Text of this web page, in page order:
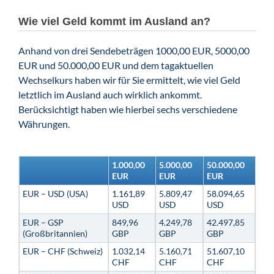
Wie viel Geld kommt im Ausland an?
Anhand von drei Sendebeträgen 1000,00 EUR, 5000,00
EUR und 50.000,00 EUR und dem tagaktuellen
Wechselkurs haben wir für Sie ermittelt, wie viel Geld
letztlich im Ausland auch wirklich ankommt.
Berücksichtigt haben wie hierbei sechs verschiedene
Währungen.
1.000,00
EUR
5.000,00
EUR
50.000,00
EUR
EUR – USD (USA)
1.161,89
USD
5.809,47
USD
58.094,65
USD
EUR – GSP
(Großbritannien)
849,96
GBP
4.249,78
GBP
42.497,85
GBP
EUR – CHF (Schweiz)
1.032,14
CHF
5.160,71
CHF
51.607,10
CHF